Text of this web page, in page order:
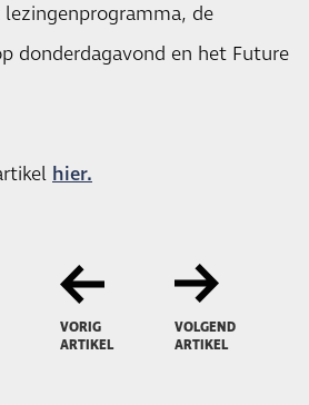
de
donderdagavond en het Future
hier.
VORIG
ARTIKEL
VOLGEND
ARTIKEL